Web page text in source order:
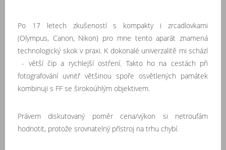
Po 17 letech zkušeností s kompakty i zrcadlovkami
(Olympus, Canon, Nikon) pro mne tento aparát znamená
technologický skok v praxi. K dokonalé univerzalitě mi schází
- větší čip a rychlejší ostření. Takto ho na cestách při
fotografování uvnitř většinou spoře osvětlených památek
kombinuji s FF se širokoúhlým objektivem.
Právem diskutovaný poměr cena/výkon si netroufám
hodnotit, protože srovnatelný přístroj na trhu chybí.